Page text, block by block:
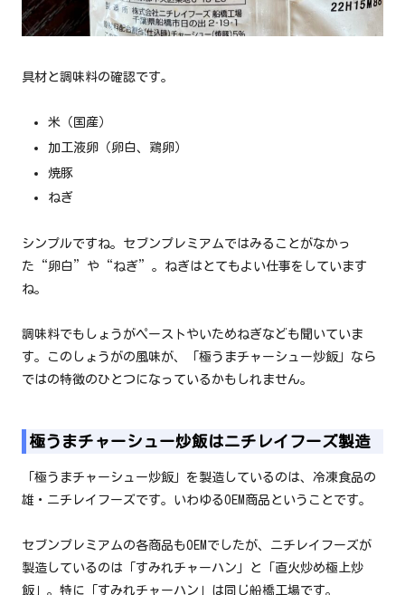
具材と調味料の確認です。
米（国産）
加工液卵（卵白、鶏卵）
焼豚
ねぎ
シンプルですね。セブンプレミアムではみることがなかっ
た“卵白”や“ねぎ”。ねぎはとてもよい仕事をしています
ね。
調味料でもしょうがペーストやいためねぎなども聞いていま
す。このしょうがの風味が、「極うまチャーシュー炒飯」なら
ではの特徴のひとつになっているかもしれません。
極うまチャーシュー炒飯はニチレイフーズ製造
「極うまチャーシュー炒飯」を製造しているのは、冷凍食品の
雄・ニチレイフーズです。いわゆるOEM商品ということです。
セブンプレミアムの各商品もOEMでしたが、ニチレイフーズが
製造しているのは「すみれチャーハン」と「直火炒め極上炒
飯」。特に「すみれチャーハン」は同じ船橋工場です。